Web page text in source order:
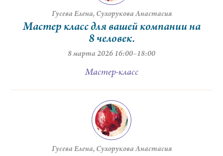
Гусева Елена Сухорукова Анастасия
Мастер класс для вашей компании на
8 человек.
8 марта 2026 16:00–18:00
Мастер-класс
Гусева Елена Сухорукова Анастасия